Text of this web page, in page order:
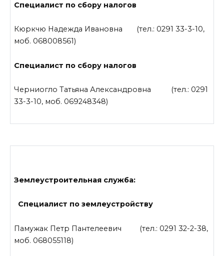
Специалист по сбору налогов
Кюркчю Надежда Ивановна (тел.: 0291 33-3-10,
моб. 068008561)
Специалист по сбору налогов
Черниогло Татьяна Александровна (тел.: 0291
33-3-10, моб. 069248348)
Землеустроительная служба:
Специалист по землеустройству
Памужак Петр Пантелеевич (тел.: 0291 32-2-38,
моб. 068055118)